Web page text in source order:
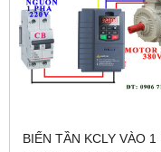
BIẾN TẦN KCLY VÀO 1